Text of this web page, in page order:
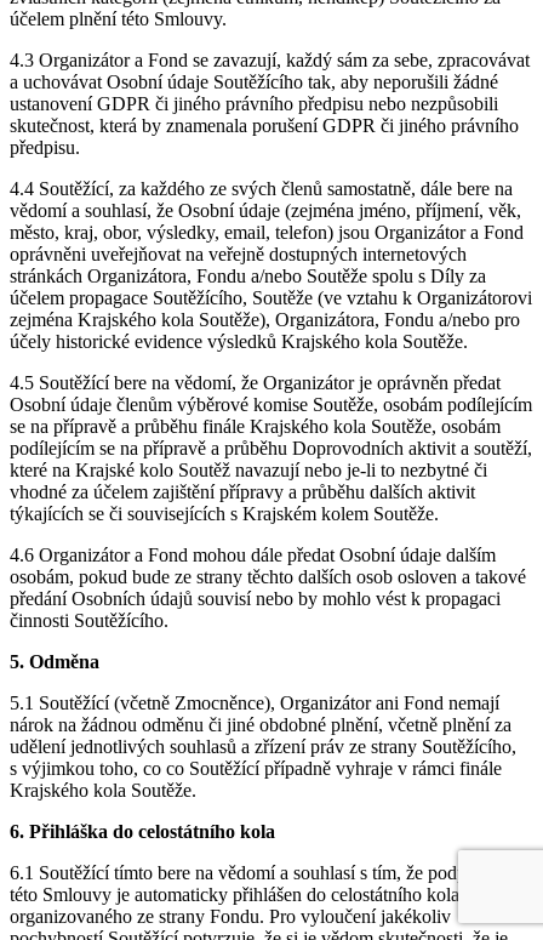
účelem plnění této Smlouvy.
4.3 Organizátor a Fond se zavazují, každý sám za sebe, zpracovávat
a uchovávat Osobní údaje Soutěžícího tak, aby neporušili žádné
ustanovení GDPR či jiného právního předpisu nebo nezpůsobili
skutečnost, která by znamenala porušení GDPR či jiného právního
předpisu.
4.4 Soutěžící, za každého ze svých členů samostatně, dále bere na
vědomí a souhlasí, že Osobní údaje (zejména jméno, příjmení, věk,
město, kraj, obor, výsledky, email, telefon) jsou Organizátor a Fond
oprávněni uveřejňovat na veřejně dostupných internetových
stránkách Organizátora, Fondu a/nebo Soutěže spolu s Díly za
účelem propagace Soutěžícího, Soutěže (ve vztahu k Organizátorovi
zejména Krajského kola Soutěže), Organizátora, Fondu a/nebo pro
účely historické evidence výsledků Krajského kola Soutěže.
4.5 Soutěžící bere na vědomí, že Organizátor je oprávněn předat
Osobní údaje členům výběrové komise Soutěže, osobám podílejícím
se na přípravě a průběhu finále Krajského kola Soutěže, osobám
podílejícím se na přípravě a průběhu Doprovodních aktivit a soutěží,
které na Krajské kolo Soutěž navazují nebo je-li to nezbytné či
vhodné za účelem zajištění přípravy a průběhu dalších aktivit
týkajících se či souvisejících s Krajském kolem Soutěže.
4.6 Organizátor a Fond mohou dále předat Osobní údaje dalším
osobám, pokud bude ze strany těchto dalších osob osloven a takové
předání Osobních údajů souvisí nebo by mohlo vést k propagaci
činnosti Soutěžícího.
5. Odměna
5.1 Soutěžící (včetně Zmocněnce), Organizátor ani Fond nemají
nárok na žádnou odměnu či jiné obdobné plnění, včetně plnění za
udělení jednotlivých souhlasů a zřízení práv ze strany Soutěžícího,
s výjimkou toho, co co Soutěžící případně vyhraje v rámci finále
Krajského kola Soutěže.
6. Přihláška do celostátního kola
6.1 Soutěžící tímto bere na vědomí a souhlasí s tím, že podpisem
této Smlouvy je automaticky přihlášen do celostátního kola Soutěže
organizovaného ze strany Fondu. Pro vyloučení jakékoliv